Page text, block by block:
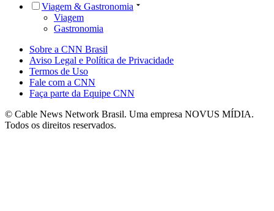
Viagem & Gastronomia
Viagem
Gastronomia
Sobre a CNN Brasil
Aviso Legal e Política de Privacidade
Termos de Uso
Fale com a CNN
Faça parte da Equipe CNN
© Cable News Network Brasil. Uma empresa NOVUS MÍDIA.
Todos os direitos reservados.